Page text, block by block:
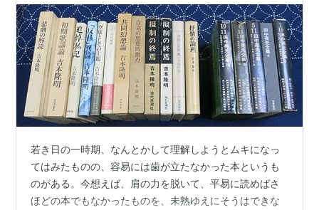
若き日の一時期、なんとかして理解しようとムキになっ
てはみたものの、容易には歯が立たなかった本というも
のがある。今想えば、肩の力を脱いて、平易に読めばさ
ほどの本でもなかったものを、未熟ゆえにそうはできな